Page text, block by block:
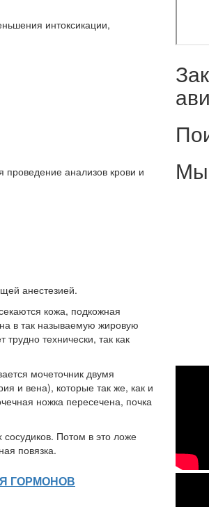
интоксикации,
анализов крови и
анестезией.
кожа, подкожная
в так называемую жировую
технически, так как
мочеточник двумя
и вена), которые так же, как и
ножка пересечена, почка
сосудиков. Потом в это ложе
повязка.
ГОРМОНОВ
Мы